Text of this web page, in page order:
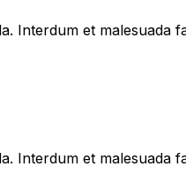
Interdum et malesuada
Interdum et malesuada